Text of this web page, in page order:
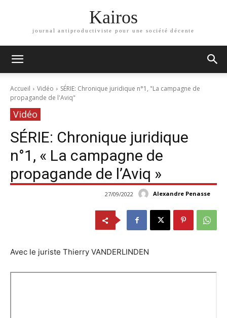
Kairos
journal antiproductiviste pour une société décente
Accueil Vidéo
SÉRIE: Chronique juridique n°1, "La campagne de
propagande de l'Aviq"
Vidéo
SÉRIE: Chronique juridique
n°1, « La campagne de
propagande de l’Aviq »
Alexandre Penasse
27/09/2022
Avec le juriste Thierry VANDERLINDEN